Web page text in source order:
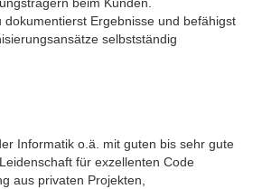
beim Kunden.
dokumentierst Ergebnisse und befähigst
selbstständig
Informatik o.ä. mit guten bis sehr gute
für exzellenten Code
aus privaten Projekten,